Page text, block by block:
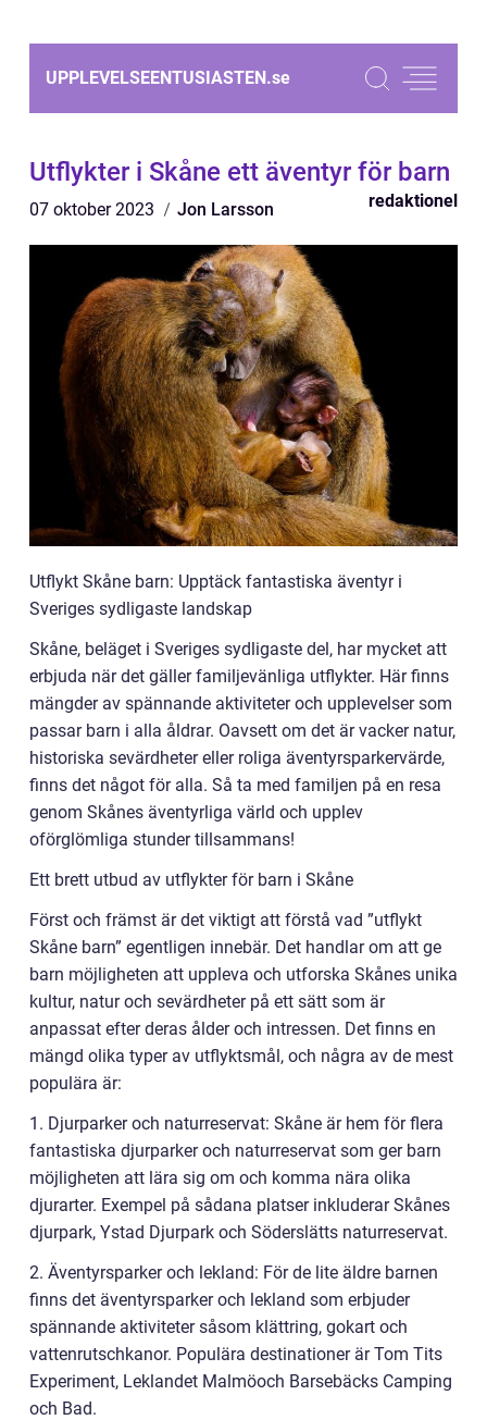
UPPLEVELSEENTUSIASTEN.se
Utflykter i Skåne ett äventyr för barn
07 oktober 2023 Jon Larsson redaktionel
Utflykt Skåne barn: Upptäck fantastiska äventyr i
Sveriges sydligaste landskap
Skåne, beläget i Sveriges sydligaste del, har mycket att
erbjuda när det gäller familjevänliga utflykter. Här finns
mängder av spännande aktiviteter och upplevelser som
passar barn i alla åldrar. Oavsett om det är vacker natur,
historiska sevärdheter eller roliga äventyrsparkervärde,
finns det något för alla. Så ta med familjen på en resa
genom Skånes äventyrliga värld och upplev
oförglömliga stunder tillsammans!
Ett brett utbud av utflykter för barn i Skåne
Först och främst är det viktigt att förstå vad ”utflykt
Skåne barn” egentligen innebär. Det handlar om att ge
barn möjligheten att uppleva och utforska Skånes unika
kultur, natur och sevärdheter på ett sätt som är
anpassat efter deras ålder och intressen. Det finns en
mängd olika typer av utflyktsmål, och några av de mest
populära är:
1. Djurparker och naturreservat: Skåne är hem för flera
fantastiska djurparker och naturreservat som ger barn
möjligheten att lära sig om och komma nära olika
djurarter. Exempel på sådana platser inkluderar Skånes
djurpark, Ystad Djurpark och Söderslätts naturreservat.
2. Äventyrsparker och lekland: För de lite äldre barnen
finns det äventyrsparker och lekland som erbjuder
spännande aktiviteter såsom klättring, gokart och
vattenrutschkanor. Populära destinationer är Tom Tits
Experiment, Leklandet Malmöoch Barsebäcks Camping
och Bad.